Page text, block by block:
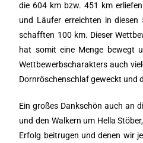
die 604 km bzw. 451 km
und Läufer erreichten in
schafften 100 km. Dieser
hat somit eine Menge bewegt
Wettbewerbscharakters auch
Dornröschenschlaf geweckt und
Ein großes Dankschön auch an
und den Walkern um Hella
Erfolg beitrugen und denen wir